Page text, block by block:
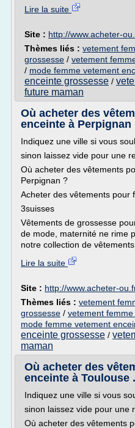
Lire la suite
Site : http://www.acheter-
Thèmes liés : vetement
grossesse / vetement
/ mode femme vetement
enceinte grossesse /
future maman
Où acheter des
enceinte à Perpignan
Indiquez une ville si vous
sinon laissez vide pour une
Où acheter des vêtements
Perpignan ?
Acheter des vêtements pour
3suisses
Vêtements de grossesse
de mode, maternité ne rime
notre collection de vêtements
Lire la suite
Site : http://www.acheter-
Thèmes liés : vetement
grossesse / vetement
mode femme vetement
enceinte grossesse /
maman
Où acheter des
enceinte à Toulouse
Indiquez une ville si vous
sinon laissez vide pour une
Où acheter des vêtements